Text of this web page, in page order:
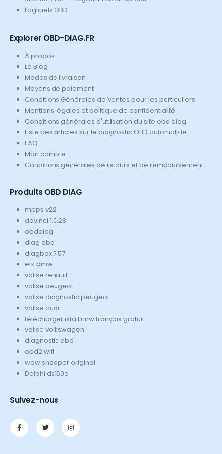
Logiciels OBD
Explorer OBD-DIAG.FR
À propos
Le Blog
Modes de livraison
Moyens de paiement
Conditions Générales de Ventes pour les particuliers
Mentions légales et politique de confidentialité
Conditions générales d'utilisation du site obd diag
Liste des articles sur le diagnostic OBD automobile
FAQ
Mon compte
Conditions générales de retours et de remboursement
Produits OBD DIAG
mpps v22
davinci 1.0.28
obddiag
diag obd
diagbox 7.57
etk bmw
valise renault
valise peugeot
valise diagnostic peugeot
valise audi
télécharger ista bmw français gratuit
valise volkswagen
diagnostic obd
obd2 wifi
wow snooper original
Delphi ds150e
Suivez-nous